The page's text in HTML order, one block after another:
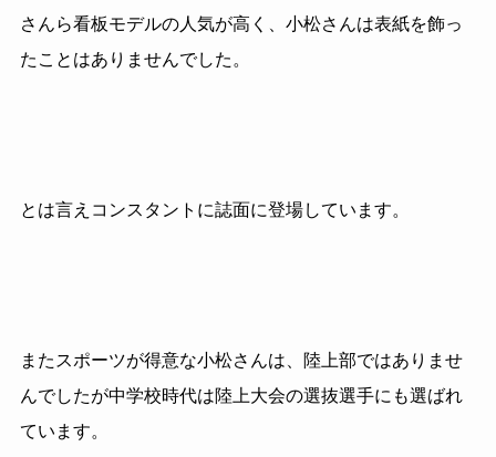
さんら看板モデルの人気が高く、小松さんは表紙を飾っ
たことはありませんでした。
とは言えコンスタントに誌面に登場しています。
またスポーツが得意な小松さんは、陸上部ではありませ
んでしたが中学校時代は陸上大会の選抜選手にも選ばれ
ています。